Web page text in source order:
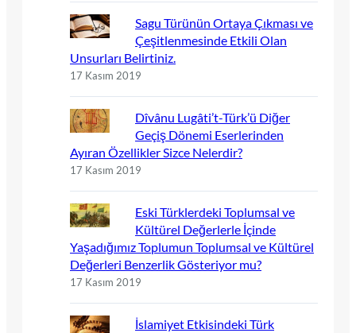
Sagu Türünün Ortaya Çıkması ve
Çeşitlenmesinde Etkili Olan
Unsurları Belirtiniz.
17 Kasım 2019
Dîvânu Lugâti’t-Türk’ü Diğer
Geçiş Dönemi Eserlerinden
Ayıran Özellikler Sizce Nelerdir?
17 Kasım 2019
Eski Türklerdeki Toplumsal ve
Kültürel Değerlerle İçinde
Yaşadığımız Toplumun Toplumsal ve Kültürel
Değerleri Benzerlik Gösteriyor mu?
17 Kasım 2019
İslamiyet Etkisindeki Türk